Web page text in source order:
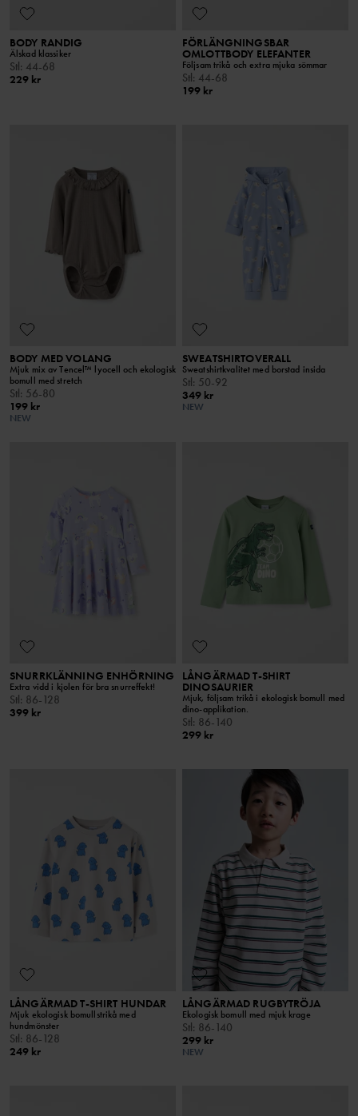
BODY RANDIG
Älskad klassiker
Stl: 44-68
229 kr
FÖRLÄNGNINGSBAR
OMLOTTBODY ELEFANTER
Följsam trikå och extra mjuka sömmar
Stl: 44-68
199 kr
BODY MED VOLANG
Mjuk mix av Tencel™ lyocell och ekologisk
bomull med stretch
Stl: 56-80
199 kr
NEW
SWEATSHIRTOVERALL
Sweatshirtkvalitet med borstad insida
Stl: 50-92
349 kr
NEW
SNURRKLÄNNING ENHÖRNING
Extra vidd i kjolen för bra snurreffekt!
Stl: 86-128
399 kr
LÅNGÄRMAD T-SHIRT
DINOSAURIER
Mjuk, följsam trikå i ekologisk bomull med
dino-applikation.
Stl: 86-140
299 kr
LÅNGÄRMAD T-SHIRT HUNDAR
Mjuk ekologisk bomullstrikå med
hundmönster
Stl: 86-128
249 kr
LÅNGÄRMAD RUGBYTRÖJA
Ekologisk bomull med mjuk krage
Stl: 86-140
299 kr
NEW